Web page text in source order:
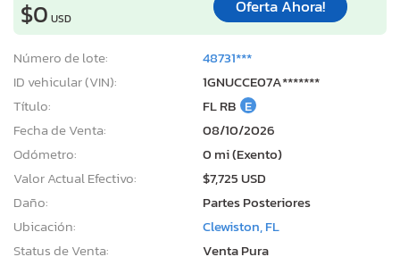
$0 USD
Oferta Ahora!
Número de lote:
48731***
ID vehicular (VIN):
1GNUCCE07A*******
Título:
FL RB E
Fecha de Venta:
08/10/2026
Odómetro:
0 mi (Exento)
Valor Actual Efectivo:
$7,725 USD
Daño:
Partes Posteriores
Ubicación:
Clewiston, FL
Status de Venta:
Venta Pura